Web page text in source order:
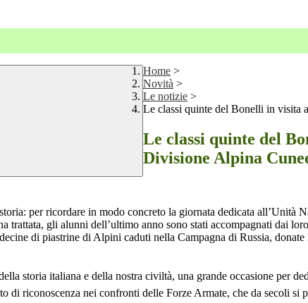
Home >
Novità >
Le notizie >
Le classi quinte del Bonelli in visita
Le classi quinte del
Divisione Alpina
per ricordare in modo concreto la giornata dedicata all’Unità
gli alunni dell’ultimo anno sono stati accompagnati dai
di piastrine di Alpini caduti nella Campagna di Russia,
storia italiana e della nostra civiltà, una grande occasione per
di riconoscenza nei confronti delle Forze Armate, che da secoli